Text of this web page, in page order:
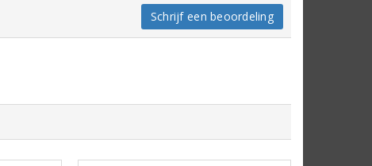
Schrijf een beoordeling